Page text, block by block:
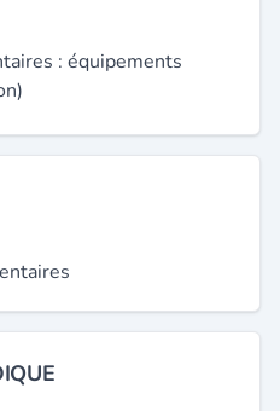
: équipements